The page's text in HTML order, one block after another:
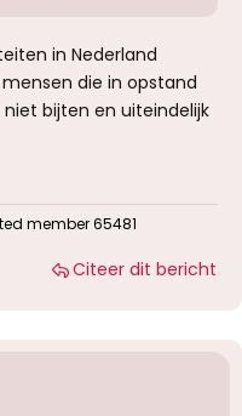
in Nederland
die in opstand
bijten en uiteindelijk
member 65481
Citeer dit bericht